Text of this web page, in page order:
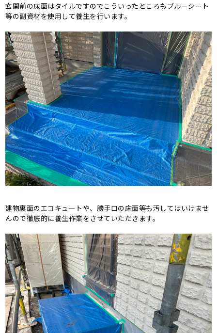
玄関前の床面はタイルですのでこういったところもブルーシート
等の副資材を使用して養生を行います。
建物裏面のエコキュートや、勝手口の床面等も汚してはいけませ
んので徹底的に養生作業をさせていただきます。